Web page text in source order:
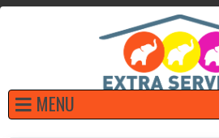
MENU